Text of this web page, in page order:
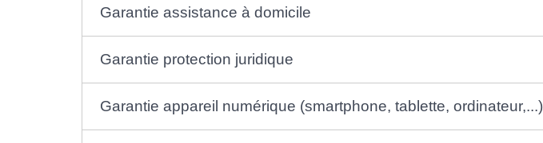
Garantie assistance à domicile
Garantie protection juridique
Garantie appareil numérique (smartphone, tablette, ordinateur,...)